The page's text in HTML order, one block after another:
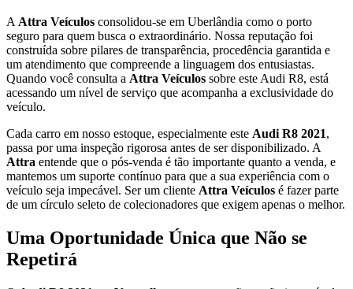
A Attra Veículos consolidou-se em Uberlândia como o porto
seguro para quem busca o extraordinário. Nossa reputação foi
construída sobre pilares de transparência, procedência garantida e
um atendimento que compreende a linguagem dos entusiastas.
Quando você consulta a Attra Veículos sobre este Audi R8, está
acessando um nível de serviço que acompanha a exclusividade do
veículo.
Cada carro em nosso estoque, especialmente este Audi R8 2021,
passa por uma inspeção rigorosa antes de ser disponibilizado. A
Attra entende que o pós-venda é tão importante quanto a venda, e
mantemos um suporte contínuo para que a sua experiência com o
veículo seja impecável. Ser um cliente Attra Veículos é fazer parte
de um círculo seleto de colecionadores que exigem apenas o melhor.
Uma Oportunidade Única que Não se
Repetirá